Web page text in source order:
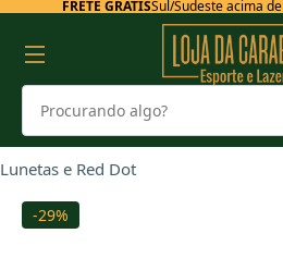
FRETE GRÁTISSul/Sudeste acima de
Lunetas e Red Dot
-29%